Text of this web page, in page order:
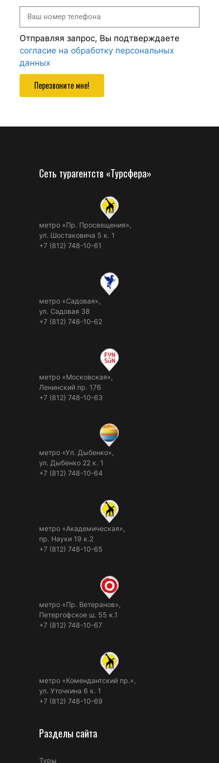
Отправляя запрос, Вы подтверждаете
согласие на обработку персональных
данных
Перезвоните мне!
Сеть турагентств «Турсфера»
метро «Пр. Просвещения»,
ул. Шостаковича 5 к. 1
+7 (812) 748-10-61
метро «Садовая»,
ул. Садовая 38
+7 (812) 748-10-62
метро «Московская»,
Ленинский пр. 176
+7 (812) 748-10-63
метро «Ул. Дыбенко»,
ул. Дыбенко 22 к. 1
+7 (812) 748-10-64
метро «Академическая»,
пр. Науки 19 к.2
+7 (812) 748-10-65
метро «Пр. Ветеранов»,
Петергофское ш. 55 к.1
+7 (812) 748-10-67
метро «Комендантский пр.»,
ул. Уточкина 6 к. 1
+7 (812) 748-10-69
Разделы сайта
Туры